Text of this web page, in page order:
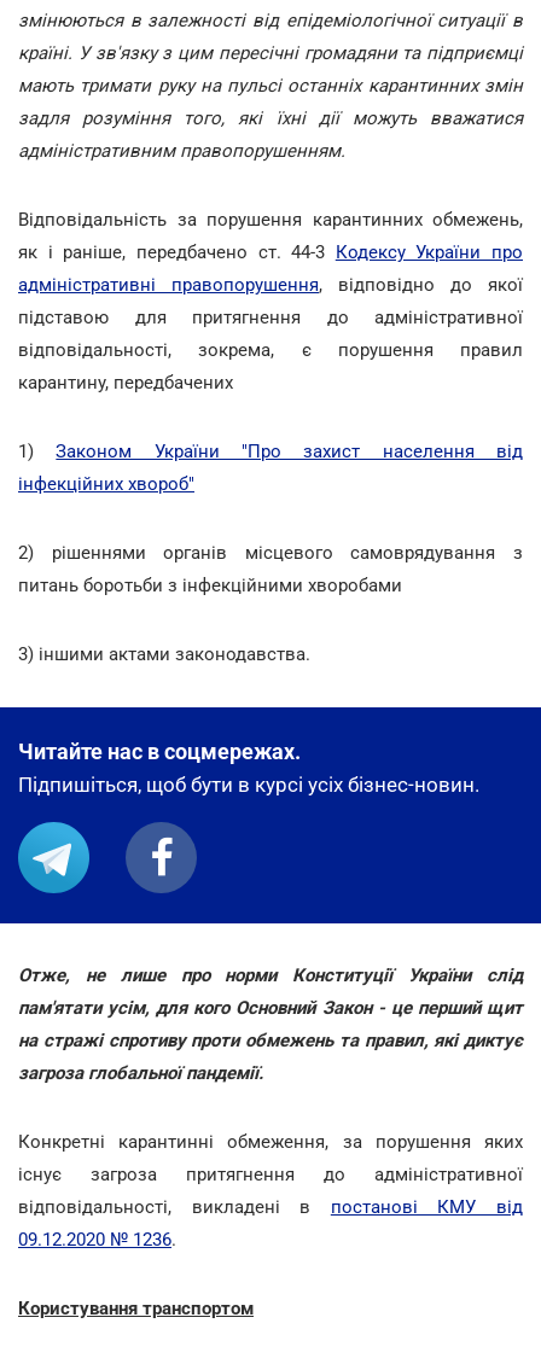
змінюються в залежності від епідеміологічної ситуації в
країні. У зв'язку з цим пересічні громадяни та підприємці
мають тримати руку на пульсі останніх карантинних змін
задля розуміння того, які їхні дії можуть вважатися
адміністративним правопорушенням.
Відповідальність за порушення карантинних обмежень,
як і раніше, передбачено ст. 44-3 Кодексу України про
адміністративні правопорушення, відповідно до якої
підставою для притягнення до адміністративної
відповідальності, зокрема, є порушення правил
карантину, передбачених
1)Законом України "Про захист населення від
інфекційних хвороб"
2) рішеннями органів місцевого самоврядування з
питань боротьби з інфекційними хворобами
3) іншими актами законодавства.
Читайте нас в соцмережах.
Підпишіться, щоб бути в курсі усіх бізнес-новин.
Отже, не лише про норми Конституції України слід
пам'ятати усім, для кого Основний Закон - це перший щит
на стражі спротиву проти обмежень та правил, які диктує
загроза глобальної пандемії.
Конкретні карантинні обмеження, за порушення яких
існує загроза притягнення до адміністративної
відповідальності, викладені в постанові КМУ від
09.12.2020 № 1236.
Користування транспортом